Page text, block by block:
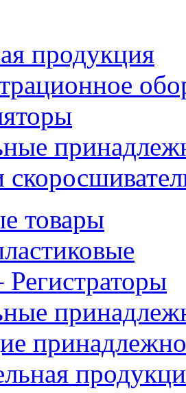
продукция
товары